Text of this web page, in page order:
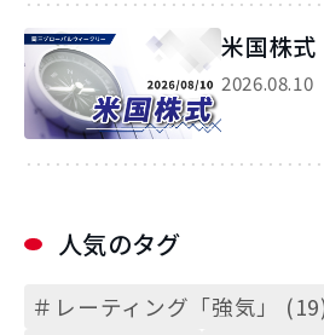
米国株式
2026.08.10
人気のタグ
＃レーティング「強気」